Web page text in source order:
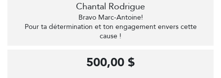
Chantal Rodrigue
Bravo Marc-Antoine!
Pour ta détermination et ton engagement envers cette
cause !
500,00 $